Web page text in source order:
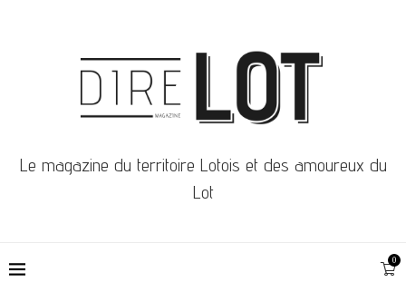
Le magazine du territoire Lotois et des amoureux du
Lot
0